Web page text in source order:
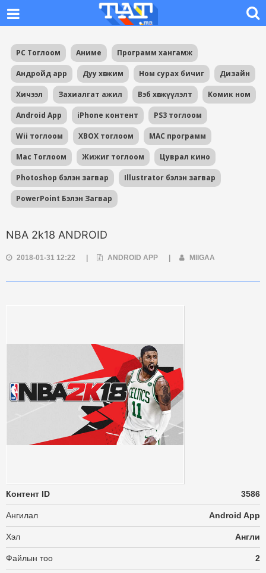
PC Тоглоом Аниме Программ хангамж
Андройд app Дуу хөгжим Ном сурах бичиг Дизайн
Хичээл Захиалгат ажил Вэб хөгжүүлэлт Комик ном
Android App iPhone контент PS3 тоглоом
Wii тоглоом XBOX тоглоом MAC программ
Mac Тоглоом Жижиг тоглоом Цуврал кино
Photoshop бэлэн загвар Illustrator бэлэн загвар
PowerPoint Бэлэн Загвар
NBA 2k18 ANDROID
2018-01-31 12:22 ANDROID APP MIIGAA
Контент ID 3586
Ангилал Android App
Хэл Англи
Файлын тоо 2